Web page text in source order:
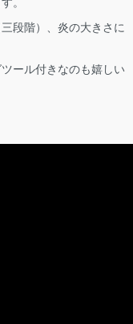
段階）、炎の大きさに
ール付きなのも嬉しい